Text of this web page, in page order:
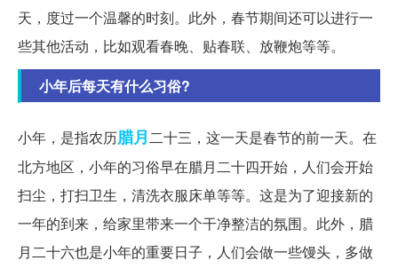
天，度过一个温馨的时刻。此外，春节期间还可以进行一
些其他活动，比如观看春晚、贴春联、放鞭炮等等。
小年后每天有什么习俗?
小年，是指农历腊月二十三，这一天是春节的前一天。在
北方地区，小年的习俗早在腊月二十四开始，人们会开始
扫尘，打扫卫生，清洗衣服床单等等。这是为了迎接新的
一年的到来，给家里带来一个干净整洁的氛围。此外，腊
月二十六也是小年的重要日子，人们会做一些馒头，多做